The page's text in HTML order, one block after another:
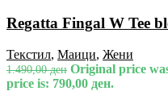
Regatta Fingal W Tee
Текстил, Маици, Жени
1.490,00ден Original price
price is: 790,00 ден.